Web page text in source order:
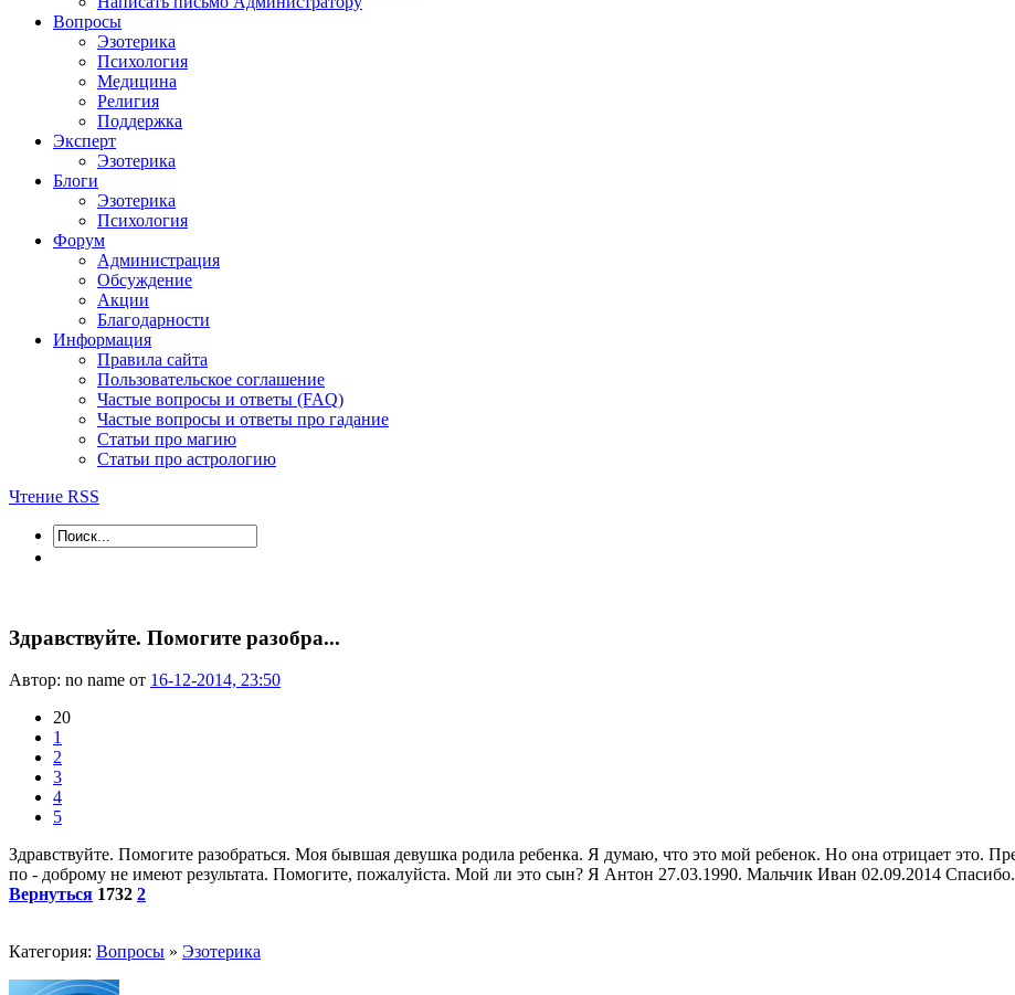
Вопросы
Эзотерика
Психология
Медицина
Религия
Поддержка
Эксперт
Эзотерика
Блоги
Эзотерика
Психология
Форум
Администрация
Обсуждение
Акции
Благодарности
Информация
Правила сайта
Пользовательское соглашение
Частые вопросы и ответы (FAQ)
Частые вопросы и ответы про гадание
Статьи про магию
Статьи про астрологию
Чтение RSS
Здравствуйте. Помогите разобра...
Автор: no name от 16-12-2014, 23:50
20
1
2
3
4
5
Здравствуйте. Помогите разобраться. Моя бывшая девушка родила ребенка. Я думаю, что это мой ребенок. Но она отрицает это.
по - доброму не имеют результата. Помогите, пожалуйста. Мой ли это сын? Я Антон 27.03.1990. Мальчик Иван 02.09.2014 Спасибо.
Вернуться 1732 2
Категория: Вопросы » Эзотерика